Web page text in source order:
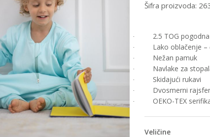
Šifra proizvoda:
· 2.5 TOG
· Lako oblačenje –
· Nežan pamuk
· Navlake za
· Skidajući rukavi
· Dvosmerni
· OEKO-TEX
Veličine